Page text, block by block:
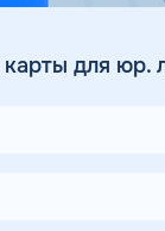
для юр.